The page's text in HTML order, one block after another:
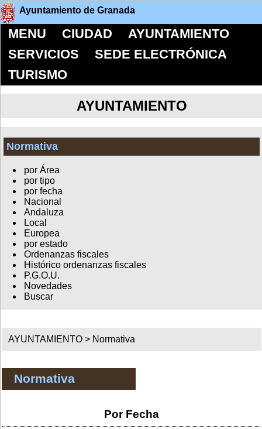
Ayuntamiento de Granada
MENU CIUDAD
AYUNTAMIENTO
SERVICIOS
SEDE ELECTRÓNICA
TURISMO
AYUNTAMIENTO
Normativa
por Área
por tipo
por fecha
Nacional
Andaluza
Local
Europea
por estado
Ordenanzas fiscales
Histórico ordenanzas fiscales
P.G.O.U.
Novedades
Buscar
AYUNTAMIENTO > Normativa
Normativa
Por Fecha